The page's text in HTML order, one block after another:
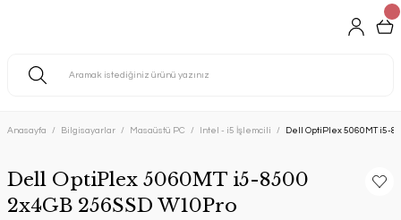
Anasayfa Bilgisayarlar Masaüstü PC Intel - i5 İşlemcili Dell OptiPlex 5060MT i5-
Dell OptiPlex 5060MT i5-8500
2x4GB 256SSD W10Pro